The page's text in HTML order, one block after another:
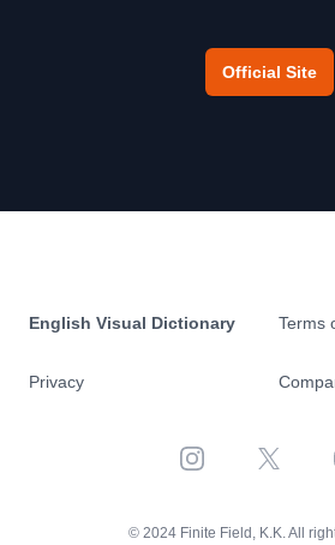
Official Site
English Visual Dictionary
Privacy
Terms
Instagram X
© 2024 Finite Field, K.K. All